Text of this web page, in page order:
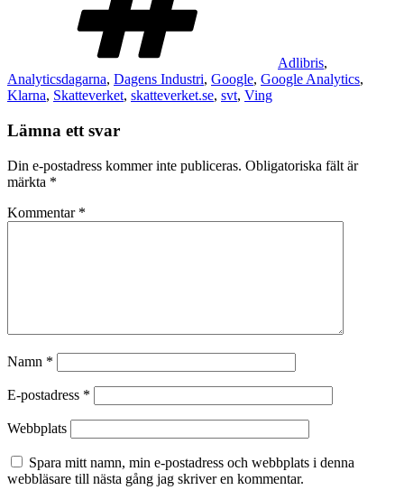
Adlibris,
Analyticsdagarna, Dagens Industri, Google, Google Analytics,
Klarna, Skatteverket, skatteverket.se, svt, Ving
Lämna ett svar
Din e-postadress kommer inte publiceras. Obligatoriska fält är
märkta *
Kommentar *
Namn *
E-postadress *
Webbplats
Spara mitt namn, min e-postadress och webbplats i denna
webbläsare till nästa gång jag skriver en kommentar.